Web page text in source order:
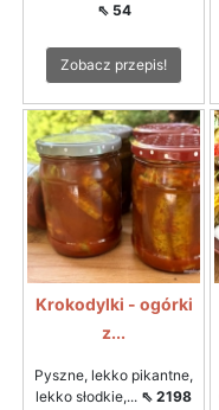
⇖ 54
Zobacz przepis!
Krokodylki - ogórki
z...
Pyszne, lekko pikantne,
lekko słodkie,... ⇖ 2198